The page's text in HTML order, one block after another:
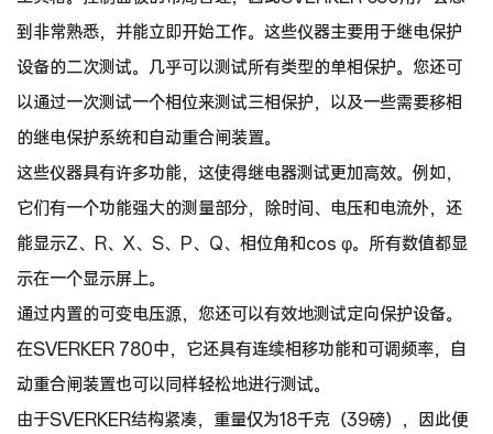
到非常熟悉，并能立即开始工作。这些仪器主要用于继电保护
设备的二次测试。几乎可以测试所有类型的单相保护。您还可
以通过一次测试一个相位来测试三相保护，以及一些需要移相
的继电保护系统和自动重合闸装置。
这些仪器具有许多功能，这使得继电器测试更加高效。例如，
它们有一个功能强大的测量部分，除时间、电压和电流外，还
能显示Z、R、X、S、P、Q、相位角和cos φ。所有数值都显
示在一个显示屏上。
通过内置的可变电压源，您还可以有效地测试定向保护设备。
在SVERKER 780中，它还具有连续相移功能和可调频率，自
动重合闸装置也可以同样轻松地进行测试。
由于SVERKER结构紧凑，重量仅为18千克（39磅），因此便